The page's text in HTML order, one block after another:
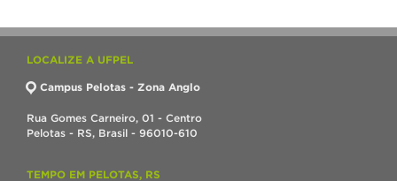
LOCALIZE A UFPEL
Campus Pelotas - Zona Anglo
Rua Gomes Carneiro, 01 - Centro
Pelotas - RS, Brasil - 96010-610
TEMPO EM PELOTAS, RS